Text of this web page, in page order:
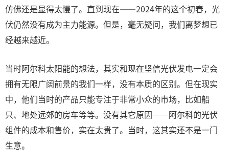
仿佛还是显得太慢了。直到现在——2024年的这个初春，光
伏仍然没有成为主力能源。但是，毫无疑问，我们离梦想已
经越来越近。
当时阿尔科太阳能的想法，其实和现在坚信光伏发电一定会
拥有无限广阔前景的我们一样，没有本质的区别。但在现实
中，他们当时的产品只能专注于非常小众的市场，比如船
只、地处远郊的房车等等。没有其它原因——阿尔科的光伏
组件的成本和售价，实在太贵了。当时，这其实还不是一门
生意。